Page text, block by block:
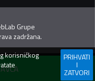
Grupe
zadržana.
korisničkog
PRIHVATI
I
ZATVORI